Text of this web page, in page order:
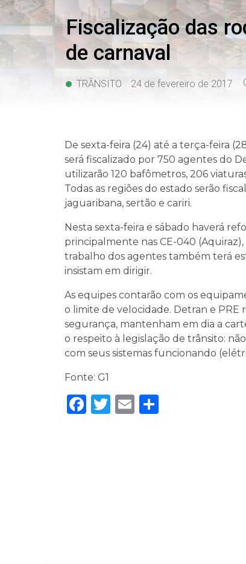
Fiscalização das
de carnaval
TRÂNSITO 24 de fevereiro de 2017
De sexta-feira (24) até a terça-feira
será fiscalizado por 750 agentes do
utilizarão 120 bafômetros, 206
Todas as regiões do estado serão
jaguaribana, sertão e cariri.
Nesta sexta-feira e sábado haverá
principalmente nas CE-040 (Aquiraz),
trabalho dos agentes também terá
insistam em dirigir.
As equipes contarão com os
o limite de velocidade. Detran e
segurança, mantenham em dia a
o respeito à legislação de trânsito:
com seus sistemas funcionando
Fonte: G1
Facebook
Twitter
Email